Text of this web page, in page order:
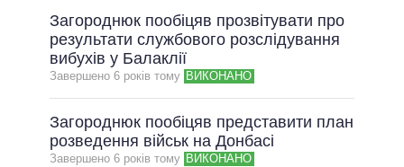
Загороднюк пообіцяв прозвітувати про
результати службового розслідування
вибухів у Балаклії
Завершено 6 рокiв тому ВИКОНАНО
Загороднюк пообіцяв представити план
розведення військ на Донбасі
Завершено 6 рокiв тому ВИКОНАНО